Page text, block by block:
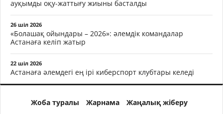
ауқымды оқу-жаттығу жиыны басталды
26 шіл 2026
«Болашақ ойындары – 2026»: әлемдік командалар
Астанаға келіп жатыр
22 шіл 2026
Астанаға әлемдегі ең ірі киберспорт клубтары келеді
Жоба туралы Жарнама Жаңалық жіберу